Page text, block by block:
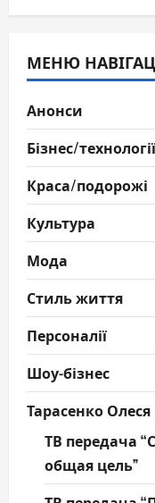
МЕНЮ
Анонси
Бізнес/технології
Краса/подорожі
Культура
Мода
Стиль життя
Персоналії
Шоу-бізнес
Тарасенко Олеся
ТВ передача
общая цель”